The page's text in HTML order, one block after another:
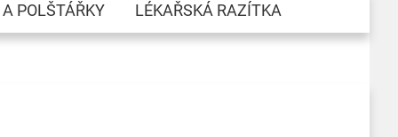
POLŠTÁŘKY LÉKAŘSKÁ RAZÍTKA